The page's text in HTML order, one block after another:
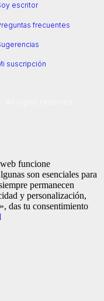
escritor
frecuentes
suscripción
funcione
son esenciales para
permanecen
y personalización,
das tu consentimiento